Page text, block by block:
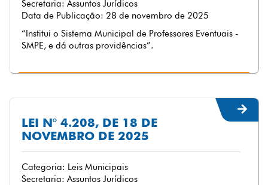
Secretaria: Assuntos Jurídicos
Data de Publicação: 28 de novembro de 2025
“Institui o Sistema Municipal de Professores Eventuais -
SMPE, e dá outras providências”.
LEI N° 4.208, DE 18 DE
NOVEMBRO DE 2025
Categoria: Leis Municipais
Secretaria: Assuntos Jurídicos